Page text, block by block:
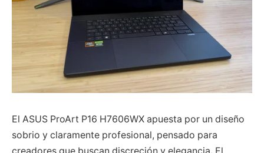
El ASUS ProArt P16 H7606WX apuesta por un diseño
sobrio y claramente profesional, pensado para